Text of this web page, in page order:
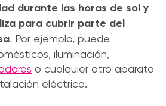
durante las horas de sol y
para cubrir parte del
. Por ejemplo, puede
iluminación,
o cualquier otro aparato
eléctrica.